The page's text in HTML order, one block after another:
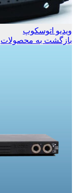
ویدیو اتوسکوپ
بازگشت به محصولات